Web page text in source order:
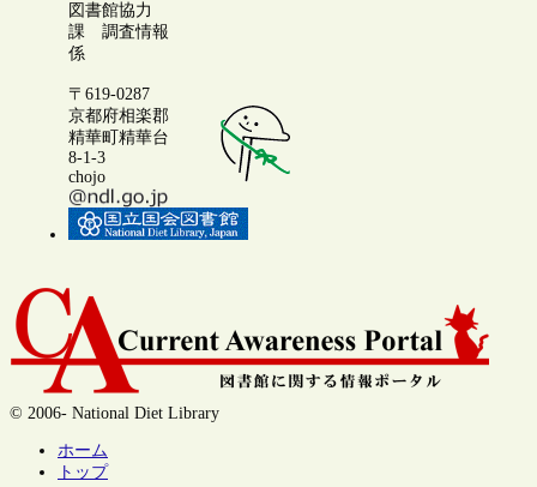
図書館協力
課 調査情報
係
〒619-0287
京都府相楽郡
精華町精華台
8-1-3
chojo
© 2006- National Diet Library
ホーム
トップ